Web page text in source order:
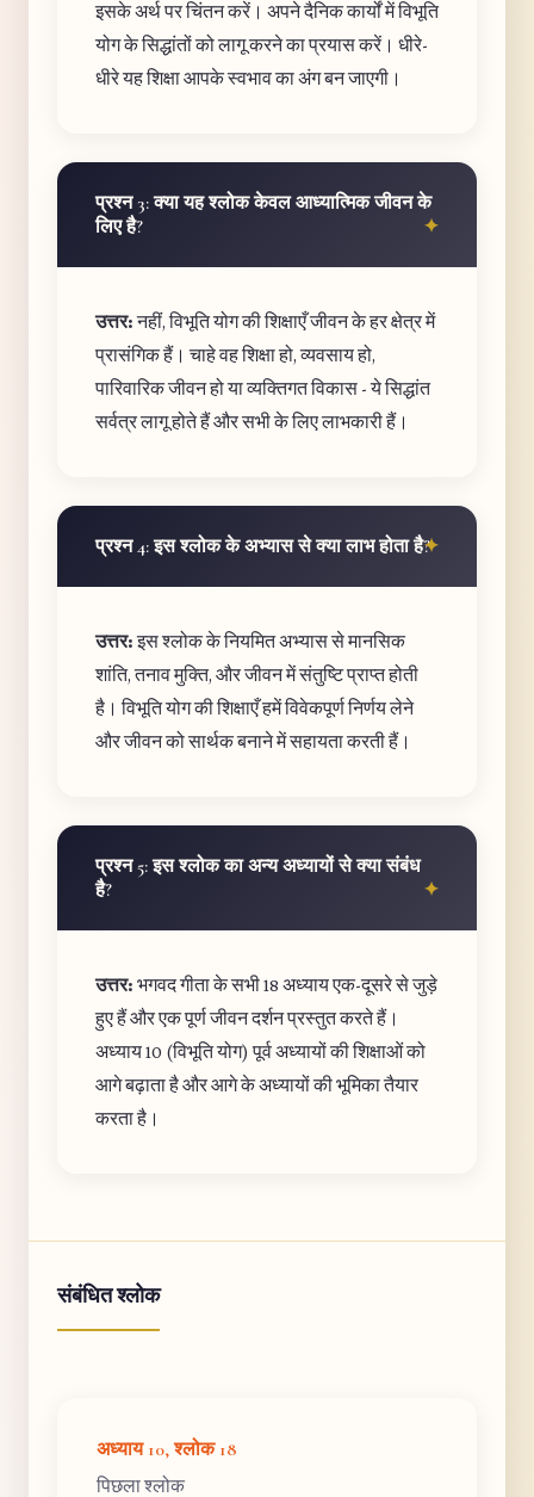
इसके अर्थ पर चिंतन करें। अपने दैनिक कार्यों में विभूति
योग के सिद्धांतों को लागू करने का प्रयास करें। धीरे-
धीरे यह शिक्षा आपके स्वभाव का अंग बन जाएगी।
प्रश्न 3: क्या यह श्लोक केवल आध्यात्मिक जीवन के
लिए है?
उत्तर:नहीं, विभूति योग की शिक्षाएँ जीवन के हर क्षेत्र में
प्रासंगिक हैं। चाहे वह शिक्षा हो, व्यवसाय हो,
पारिवारिक जीवन हो या व्यक्तिगत विकास - ये सिद्धांत
सर्वत्र लागू होते हैं और सभी के लिए लाभकारी हैं।
प्रश्न 4: इस श्लोक के अभ्यास से क्या लाभ होता है?
उत्तर:इस श्लोक के नियमित अभ्यास से मानसिक
शांति, तनाव मुक्ति, और जीवन में संतुष्टि प्राप्त होती
है। विभूति योग की शिक्षाएँ हमें विवेकपूर्ण निर्णय लेने
और जीवन को सार्थक बनाने में सहायता करती हैं।
प्रश्न 5: इस श्लोक का अन्य अध्यायों से क्या संबंध
है?
उत्तर: भगवद गीता के सभी 18 अध्याय एक-दूसरे से जुड़े
हुए हैं और एक पूर्ण जीवन दर्शन प्रस्तुत करते हैं।
अध्याय 10 (विभूति योग) पूर्व अध्यायों की शिक्षाओं को
आगे बढ़ाता है और आगे के अध्यायों की भूमिका तैयार
करता है।
संबंधित श्लोक
अध्याय 10, श्लोक 18
पिछला श्लोक